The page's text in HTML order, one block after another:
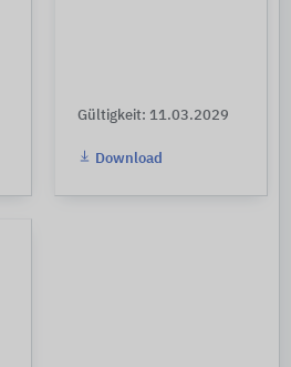
Gültigkeit: 11.03.2029
Download